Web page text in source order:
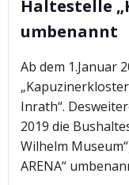
Haltestelle
umbenannt
Ab dem 1.Januar
Inrath“.
2019 die
Wilhelm
ARENA“